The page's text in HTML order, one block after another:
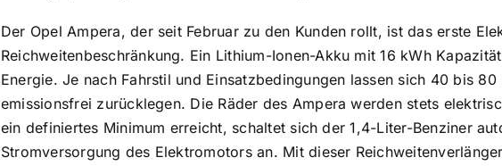
Der Opel Ampera, der seit Februar zu den Kunden rollt, ist das erste
Reichweitenbeschränkung. Ein Lithium-Ionen-Akku mit 16 kWh
Energie. Je nach Fahrstil und Einsatzbedingungen lassen sich 40 bis
emissionsfrei zurücklegen. Die Räder des Ampera werden stets
ein definiertes Minimum erreicht, schaltet sich der 1,4-Liter-Benziner
Stromversorgung des Elektromotors an. Mit dieser